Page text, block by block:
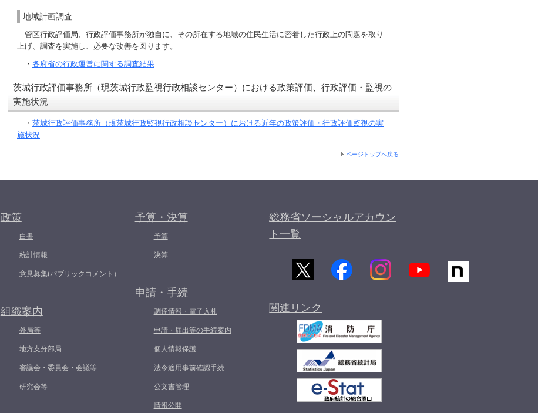
地域計画調査
管区行政評価局、行政評価事務所が独自に、その所在する地域の住民生活に密着した行政上の問題を取り
上げ、調査を実施し、必要な改善を図ります。
・ 各府省の行政運営に関する調査結果
茨城行政評価事務所（現茨城行政監視行政相談センター）における政策評価、行政評価・監視の
実施状況
・ 茨城行政評価事務所（現茨城行政監視行政相談センター）における近年の政策評価・行政評価監視の実
施状況
ページトップへ戻る
政策
白書
統計情報
意見募集(パブリックコメント）
組織案内
外局等
地方支分部局
審議会・委員会・会議等
研究会等
予算・決算
予算
決算
申請・手続
調達情報・電子入札
申請・届出等の手続案内
個人情報保護
法令適用事前確認手続
公文書管理
情報公開
総務省ソーシャルアカウン
ト一覧
関連リンク